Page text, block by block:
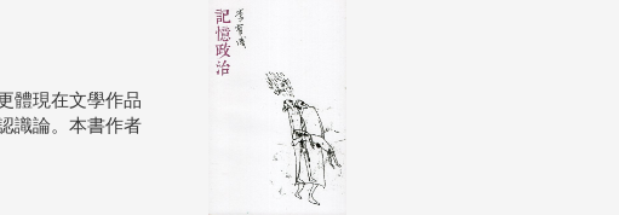
體現在文學作品
識論。本書作者